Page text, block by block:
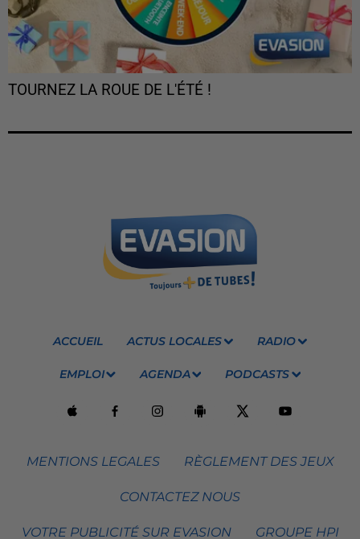
TOURNEZ LA ROUE DE L'ÉTÉ !
ACCUEIL ACTUS LOCALES RADIO
EMPLOI AGENDA PODCASTS
MENTIONS LEGALES RÈGLEMENT DES JEUX
CONTACTEZ NOUS
VOTRE PUBLICITÉ SUR EVASION GROUPE HPI